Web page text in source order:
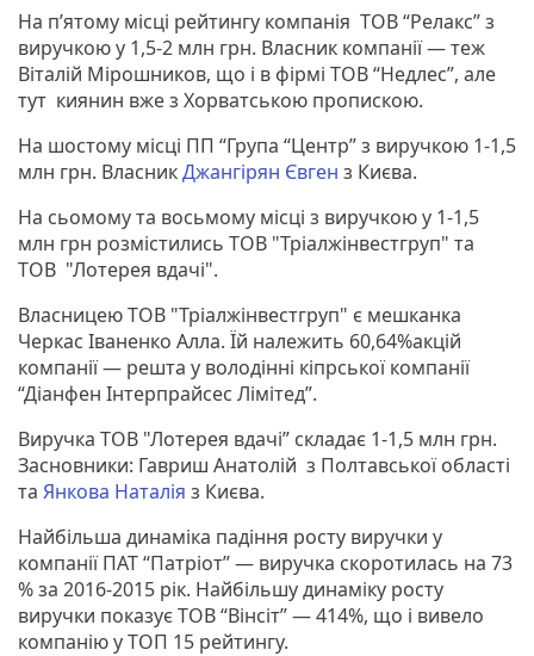
На п’ятому місці рейтингу компанія ТОВ “Релакс” з
виручкою у 1,5-2 млн грн. Власник компанії ― теж
Віталій Мірошников, що і в фірмі ТОВ “Недлес”, але
тут киянин вже з Хорватською пропискою.
На шостому місці ПП “Група “Центр” з виручкою 1-1,5
млн грн. ВласникДжангірян Євген з Києва.
На сьомому та восьмому місці з виручкою у 1-1,5
млн грн розмістились ТОВ "Тріалжінвестгруп" та
ТОВ "Лотерея вдачі".
Власницею ТОВ "Тріалжінвестгруп" є мешканка
Черкас Іваненко Алла. Їй належить 60,64%акцій
компанії ― решта у володінні кіпрської компанії
“Діанфен Інтерпрайсес Лімітед”.
Виручка ТОВ "Лотерея вдачі” складає 1-1,5 млн грн.
Засновники: Гавриш Анатолій з Полтавської області
та Янкова Наталія з Києва.
Найбільша динаміка падіння росту виручки у
компанії ПАТ “Патріот” ― виручка скоротилась на 73
% за 2016-2015 рік. Найбільшу динаміку росту
виручки показує ТОВ “Вінсіт” ― 414%, що і вивело
компанію у ТОП 15 рейтингу.